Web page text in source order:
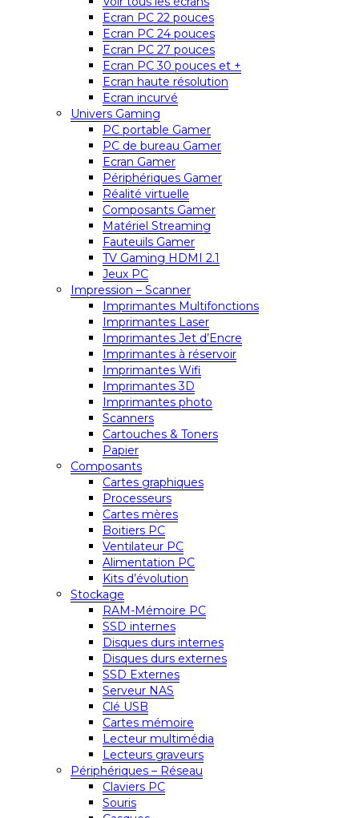
Ecran PC 22 pouces
Ecran PC 24 pouces
Ecran PC 27 pouces
Ecran PC 30 pouces et +
Ecran haute résolution
Ecran incurvé
Univers Gaming
PC portable Gamer
PC de bureau Gamer
Ecran Gamer
Périphériques Gamer
Réalité virtuelle
Composants Gamer
Matériel Streaming
Fauteuils Gamer
TV Gaming HDMI 2.1
Jeux PC
Impression – Scanner
Imprimantes Multifonctions
Imprimantes Laser
Imprimantes Jet d’Encre
Imprimantes à réservoir
Imprimantes Wifi
Imprimantes 3D
Imprimantes photo
Scanners
Cartouches & Toners
Papier
Composants
Cartes graphiques
Processeurs
Cartes mères
Boitiers PC
Ventilateur PC
Alimentation PC
Kits d’évolution
Stockage
RAM-Mémoire PC
SSD internes
Disques durs internes
Disques durs externes
SSD Externes
Serveur NAS
Clé USB
Cartes mémoire
Lecteur multimédia
Lecteurs graveurs
Périphériques – Réseau
Claviers PC
Souris